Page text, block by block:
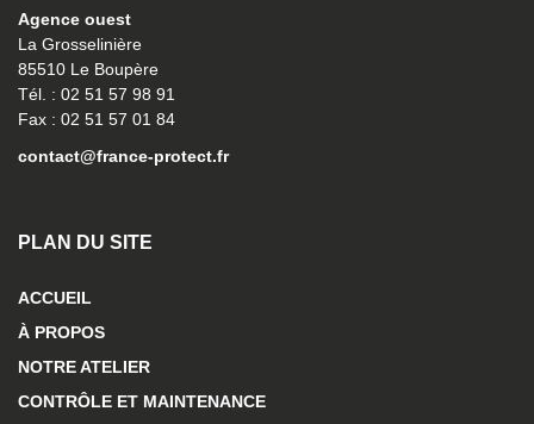
Agence ouest
La Grosselinière
85510 Le Boupère
Tél. : 02 51 57 98 91
Fax : 02 51 57 01 84
contact@france-protect.fr
PLAN DU SITE
ACCUEIL
À PROPOS
NOTRE ATELIER
CONTRÔLE ET MAINTENANCE